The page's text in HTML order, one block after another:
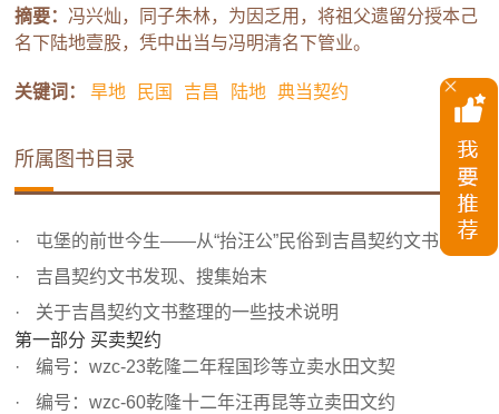
摘要： 冯兴灿，同子朱林，为因乏用，将祖父遗留分授本己
名下陆地壹股，凭中出当与冯明清名下管业。
关键词： 旱地 民国 吉昌 陆地 典当契约
所属图书目录
屯堡的前世今生——从“抬汪公”民俗到吉昌契约文书的发现
吉昌契约文书发现、搜集始末
关于吉昌契约文书整理的一些技术说明
第一部分 买卖契约
编号：wzc-23乾隆二年程国珍等立卖水田文契
编号：wzc-60乾隆十二年汪再昆等立卖田文约